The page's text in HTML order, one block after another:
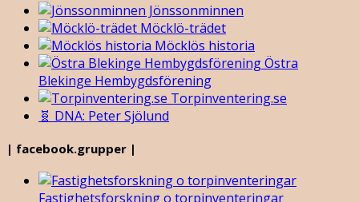
Jönssonminnen
Möcklö-trädet
Möcklös historia
Östra
Blekinge Hembygdsförening
Torpinventering.se
🧬 DNA: Peter Sjölund
| facebook.grupper |
Fastighetsforskning o torpinventeringar